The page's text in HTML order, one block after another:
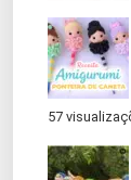
57